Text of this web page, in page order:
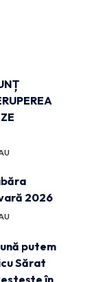
2026
putem
Sărat
în